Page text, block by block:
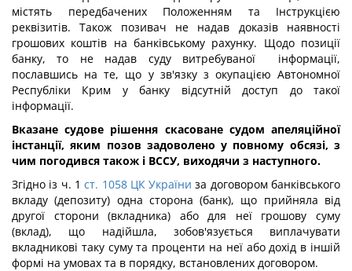
містять передбачених Положенням та Інструкцією
реквізитів. Також позивач не надав доказів наявності
грошових коштів на банківському рахунку. Щодо позиції
банку, то не надав суду витребуваної інформації,
пославшись на те, що у зв'язку з окупацією Автономної
Республіки Крим у банку відсутній доступ до такої
інформації.
Вказане судове рішення скасоване судом апеляційної
інстанції, яким позов задоволено у повному обсязі, з
чим погодився також і ВССУ, виходячи з наступного.
Згідно із ч. 1ст. 1058 ЦК України за договором банківського
вкладу (депозиту) одна сторона (банк), що прийняла від
другої сторони (вкладника) або для неї грошову суму
(вклад), що надійшла, зобов'язується виплачувати
вкладникові таку суму та проценти на неї або дохід в іншій
формі на умовах та в порядку, встановлених договором.